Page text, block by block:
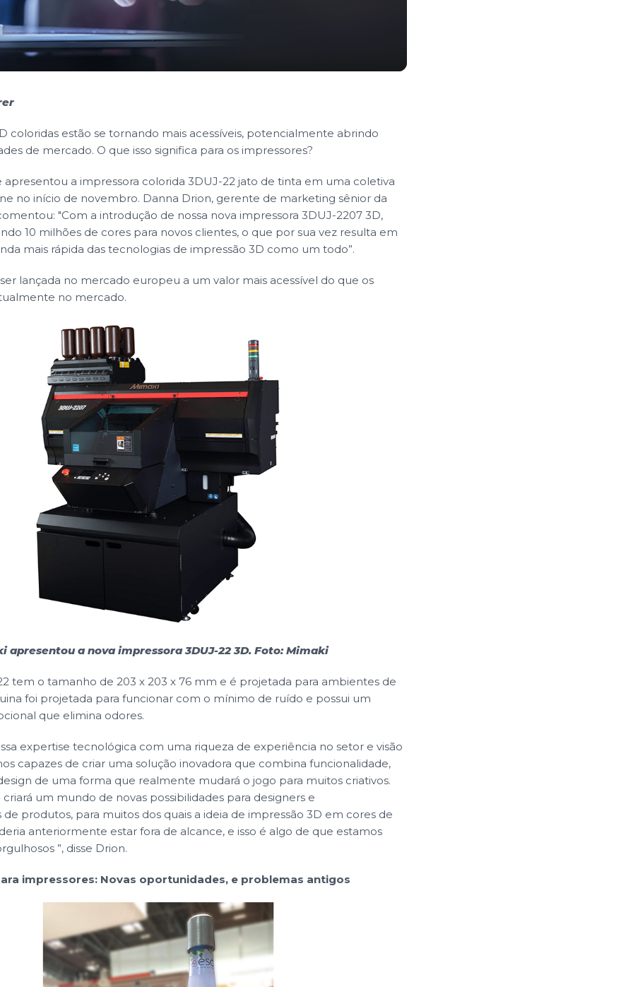
coloridas estão se tornando mais acessíveis, potencialmente abrindo
de mercado. O que isso significa para os impressores?
apresentou a impressora colorida 3DUJ-22 jato de tinta em uma coletiva
no início de novembro. Danna Drion, gerente de marketing sênior da
"Com a introdução de nossa nova impressora 3DUJ-2207 3D,
10 milhões de cores para novos clientes, o que por sua vez resulta em
mais rápida das tecnologias de impressão 3D como um todo”.
lançada no mercado europeu a um valor mais acessível do que os
no mercado.
apresentou a nova impressora 3DUJ-22 3D. Foto: Mimaki
tem o tamanho de 203 x 203 x 76 mm e é projetada para ambientes de
foi projetada para funcionar com o mínimo de ruído e possui um
que elimina odores.
expertise tecnológica com uma riqueza de experiência no setor e visão
capazes de criar uma solução inovadora que combina funcionalidade,
de uma forma que realmente mudará o jogo para muitos criativos.
um mundo de novas possibilidades para designers e
produtos, para muitos dos quais a ideia de impressão 3D em cores de
anteriormente estar fora de alcance, e isso é algo de que estamos
”, disse Drion.
impressores: Novas oportunidades, e problemas antigos